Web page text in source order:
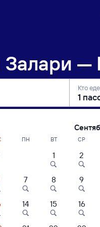
Залари
Кто
ПН ВТ СР
1 2
7 8 9
14 15 16